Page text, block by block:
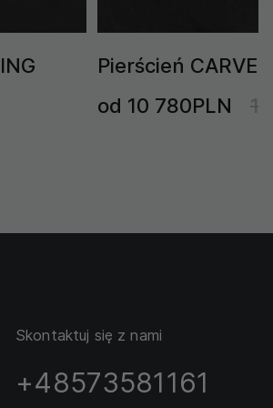
Pierścień
od 10 780PLN
Skontaktuj się z nami
+48573581161